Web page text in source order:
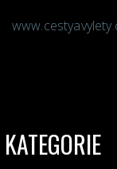
KATEGORIE